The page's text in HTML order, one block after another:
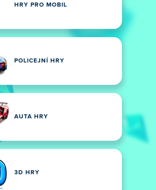
HRY PRO MOBIL
POLICEJNÍ HRY
AUTA HRY
3D HRY